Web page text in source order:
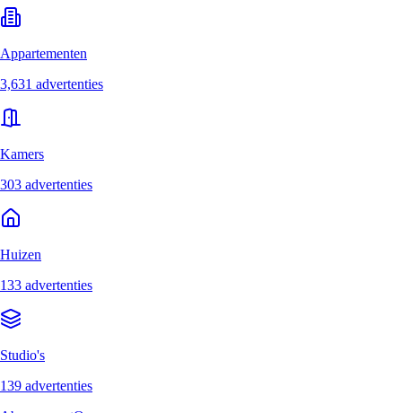
Appartementen
3,631 advertenties
Kamers
303 advertenties
Huizen
133 advertenties
Studio's
139 advertenties